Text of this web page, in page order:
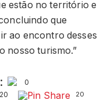
estão no território e
que
ao encontro desses
nosso turismo.”
0
20 20